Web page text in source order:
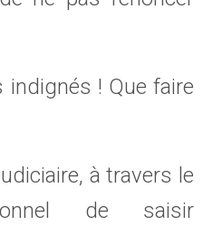
! Que faire
à travers le
de saisir